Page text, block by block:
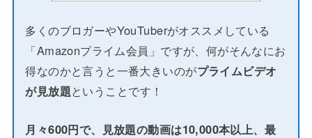
多くのブロガーやYouTuberがオススメしている
「Amazonプライム会員」ですが、何がそんなにお
得なのかと言うと一番大きいのがプライムビデオ
が見放題ということです！
月々600円で、見放題の動画は10,000本以上、最